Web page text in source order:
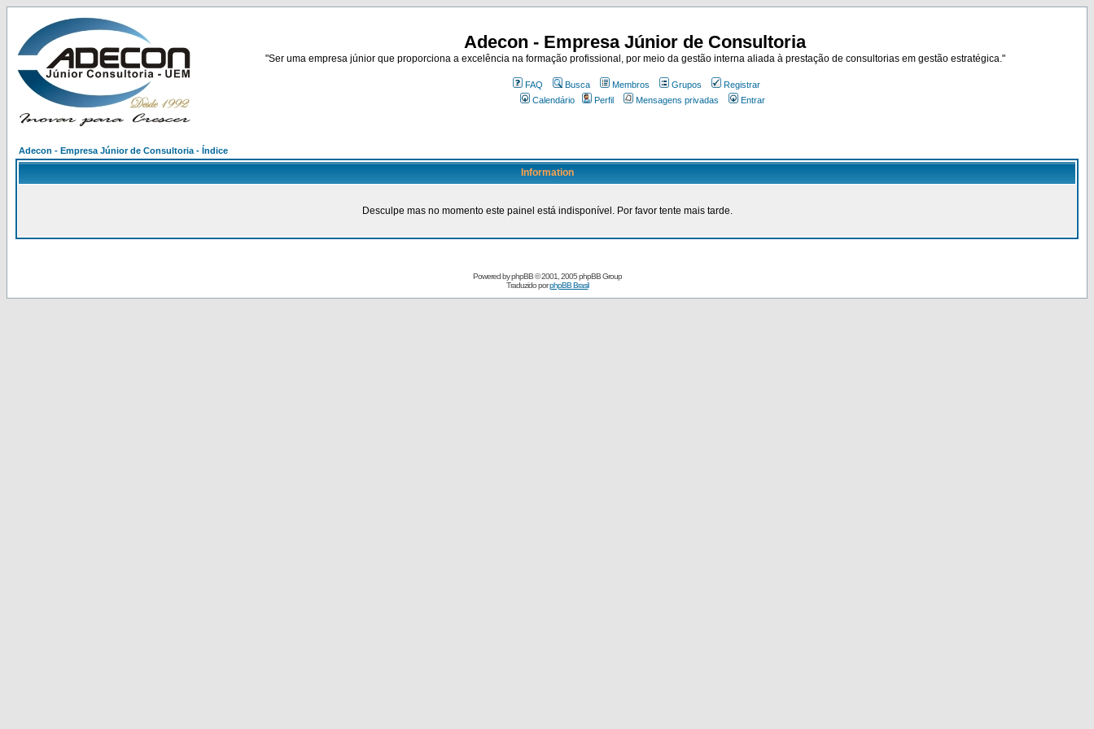
Adecon - Empresa Júnior de Consultoria
"Ser uma empresa júnior que proporciona a excelência na formação profissional, por meio da gestão interna aliada à prestação de consultorias em gestão estratégica."
FAQ Busca Membros Grupos
Registrar
Calendário
Perfil Mensagens privadas Entrar
Adecon - Empresa Júnior de Consultoria - Índice
Information
Desculpe mas no momento este painel está indisponível. Por favor tente mais tarde.
Powered byphpBB© 2001, 2005 phpBB Group
Traduzido porphpBB Brasil